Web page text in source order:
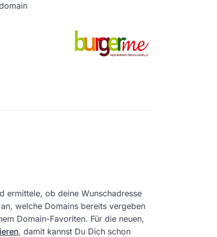
ermittele, ob deine Wunschadresse
welche Domains bereits vergeben
Domain-Favoriten. Für die neuen,
, damit kannst Du Dich schon